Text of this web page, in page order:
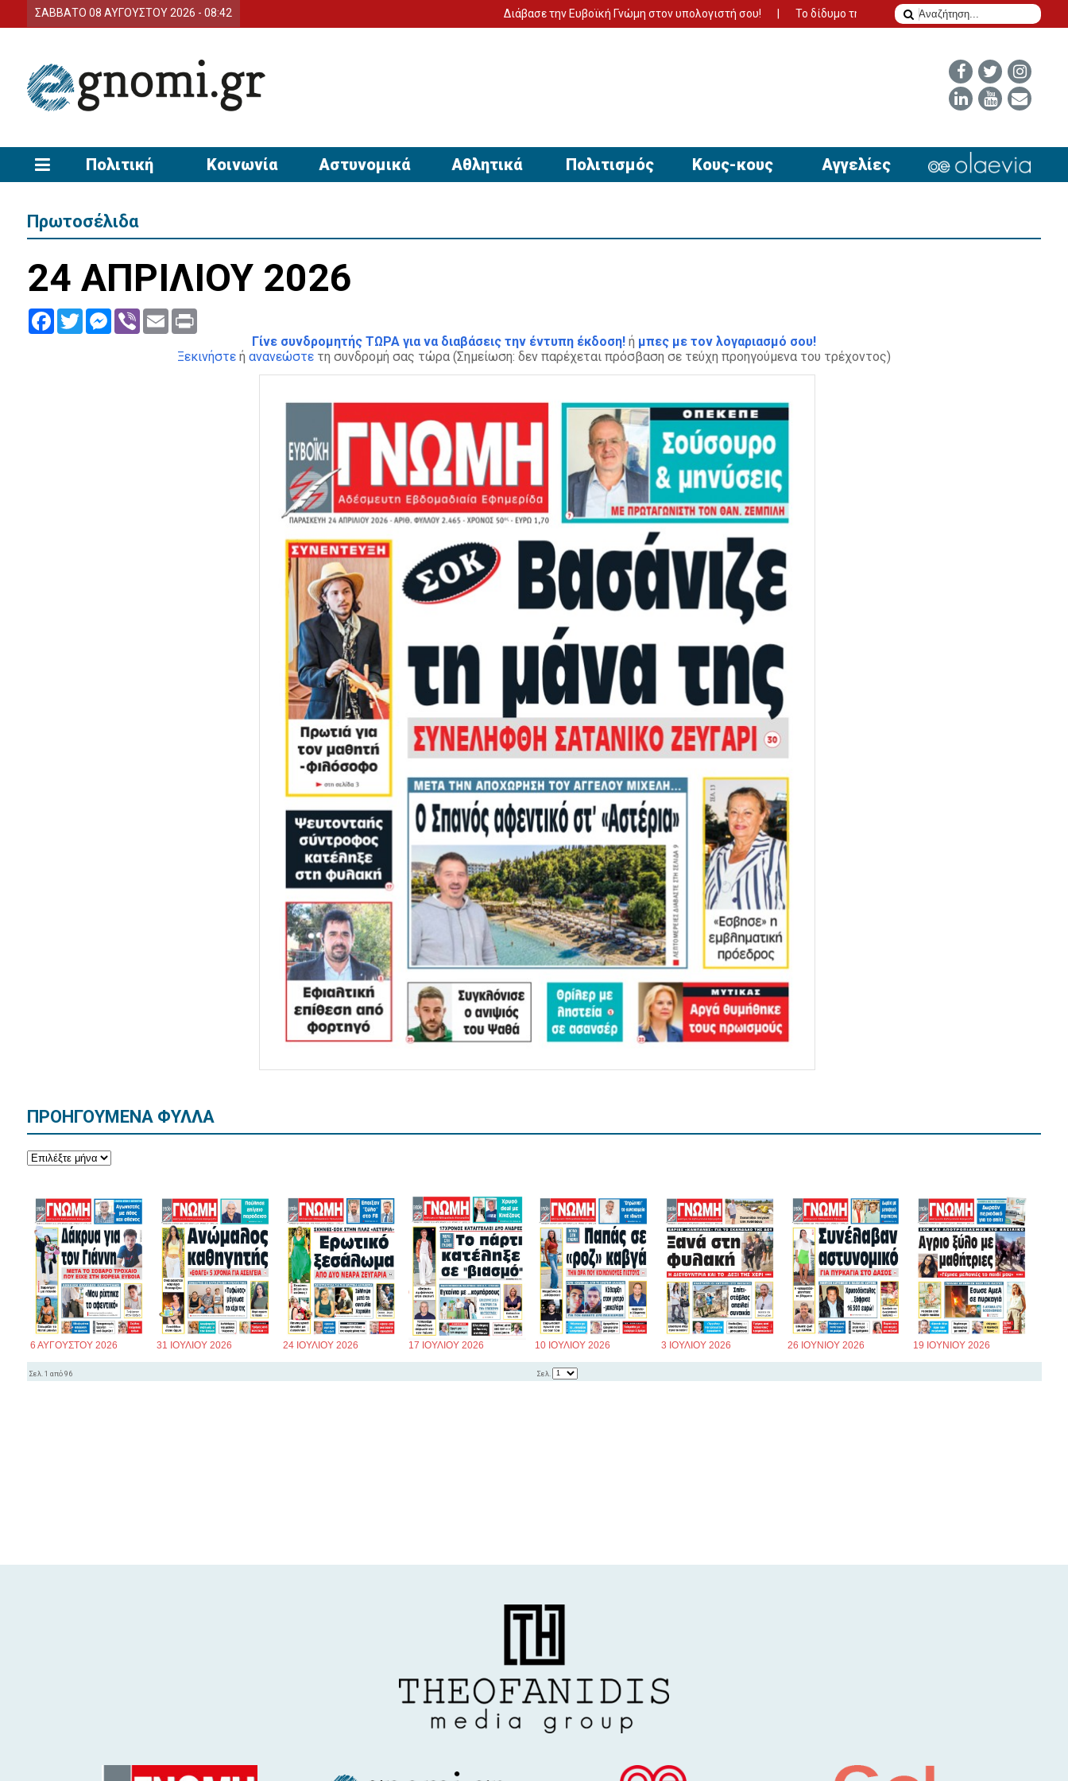
ΣΑΒΒΑΤΟ 08 ΑΥΓΟΥΣΤΟΥ 2026 - 08:42 Διάβασε την Ευβοϊκή Γνώμη στον υπολογιστή σου! Το δίδυμο της επιτυχίας για να έχει απήχηση η αγγελία σας
Πολιτική Κοινωνία Αστυνομικά Αθλητικά Πολιτισμός Κους-κους Αγγελίες
Πρωτοσέλιδα
24 ΑΠΡΙΛΙΟΥ 2026
FacebookTwitter Messenger
Viber Email Print
Γίνε συνδρομητής ΤΩΡΑ για να διαβάσεις την έντυπη έκδοση!ή μπες με τον λογαριασμό σου!
Ξεκινήστεή ανανεώστετη συνδρομή σας τώρα (Σημείωση: δεν παρέχεται πρόσβαση σε τεύχη προηγούμενα του τρέχοντος)
ΠΡΟΗΓΟΥΜΕΝΑ ΦΥΛΛΑ